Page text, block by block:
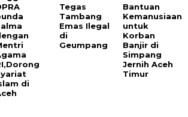
di
Tegas
Tambang
Emas Ilegal
di
Geumpang
Bantuan
Kemanusiaan
untuk
Korban
Banjir di
Simpang
Jernih Aceh
Timur